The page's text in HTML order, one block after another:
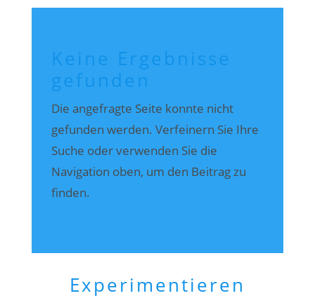
Keine Ergebnisse
gefunden
Die angefragte Seite konnte nicht
gefunden werden. Verfeinern Sie Ihre
Suche oder verwenden Sie die
Navigation oben, um den Beitrag zu
finden.
Experimentieren